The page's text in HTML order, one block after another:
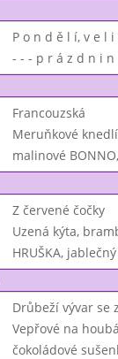
P o n d ě l í, v e l
- - - p r á z d n i n
Francouzská
Meruňkové
malinové
Z červené čočky
Uzená kýta,
HRUŠKA,
Drůbeží vývar se
Vepřové na
čokoládové